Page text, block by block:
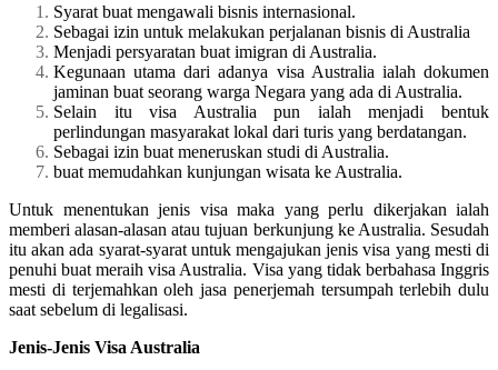
Syarat buat mengawali bisnis internasional.
Sebagai izin untuk melakukan perjalanan bisnis di Australia
Menjadi persyaratan buat imigran di Australia.
Kegunaan utama dari adanya visa Australia ialah dokumen
jaminan buat seorang warga Negara yang ada di Australia.
Selain itu visa Australia pun ialah menjadi bentuk
perlindungan masyarakat lokal dari turis yang berdatangan.
Sebagai izin buat meneruskan studi di Australia.
buat memudahkan kunjungan wisata ke Australia.
Untuk menentukan jenis visa maka yang perlu dikerjakan ialah
memberi alasan-alasan atau tujuan berkunjung ke Australia. Sesudah
itu akan ada syarat-syarat untuk mengajukan jenis visa yang mesti di
penuhi buat meraih visa Australia. Visa yang tidak berbahasa Inggris
mesti di terjemahkan oleh jasa penerjemah tersumpah terlebih dulu
saat sebelum di legalisasi.
Jenis-Jenis Visa Australia